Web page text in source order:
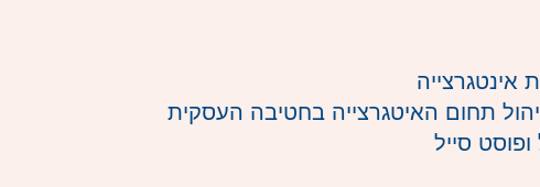
תחום האיטגרצייה בחטיבה העסקית
סייל